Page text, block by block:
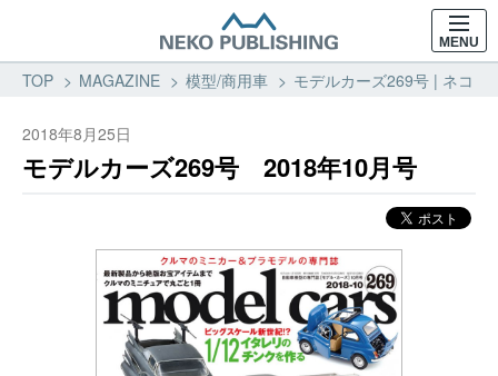
MENU
TOP MAGAZINE 模型/商用車 モデルカーズ269号 | ネコ・
2018年8月25日
モデルカーズ269号 2018年10月号